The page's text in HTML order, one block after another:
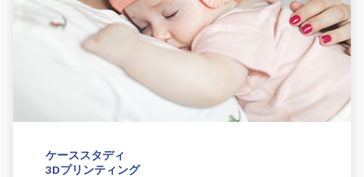
ケーススタディ
3Dプリンティング